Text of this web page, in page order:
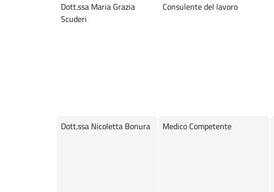
Dott.ssa Maria Grazia
Scuderi
Consulente del lavoro
Dott.ssa Nicoletta Bonura Medico Competente